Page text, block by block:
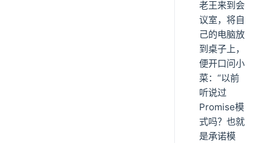
老王来到会
议室，将自
己的电脑放
到桌子上，
便开口问小
菜：“以前
听说过
Promise模
式吗？也就
是承诺模